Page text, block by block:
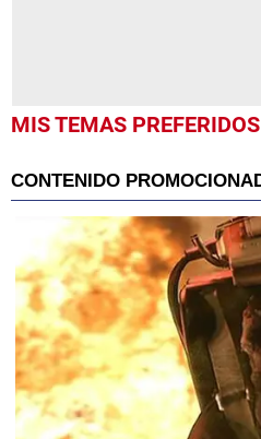
MIS TEMAS PREFERIDOS